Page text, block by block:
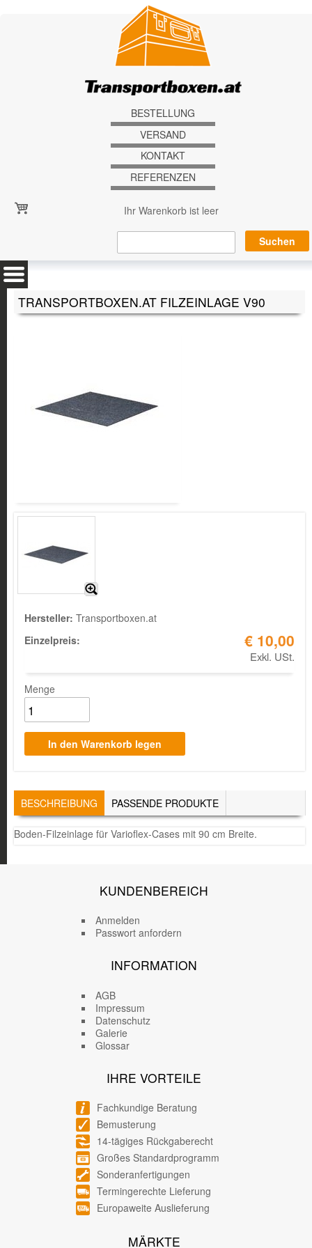
BESTELLUNG
VERSAND
KONTAKT
REFERENZEN
Ihr Warenkorb ist leer
TRANSPORTBOXEN.AT FILZEINLAGE V90
Hersteller: Transportboxen.at
Einzelpreis:
€ 10,00
Exkl. USt.
Menge
TABS
BESCHREIBUNG (AKTIVER
REITER)
PASSENDE PRODUKTE
Boden-Filzeinlage für Varioflex-Cases mit 90 cm Breite.
KUNDENBEREICH
Anmelden
Passwort anfordern
INFORMATION
AGB
Impressum
Datenschutz
Galerie
Glossar
IHRE VORTEILE
Fachkundige Beratung
Bemusterung
14-tägiges Rückgaberecht
Großes Standardprogramm
Sonderanfertigungen
Termingerechte Lieferung
Europaweite Auslieferung
MÄRKTE